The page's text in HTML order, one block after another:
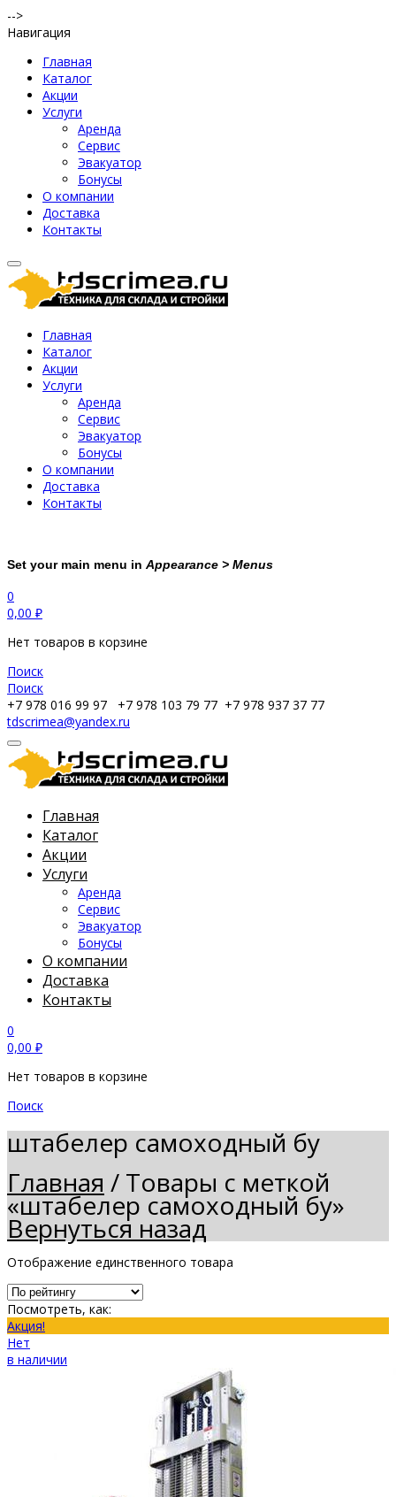
-->
Навигация
Главная
Каталог
Акции
Услуги
Аренда
Сервис
Эвакуатор
Бонусы
О компании
Доставка
Контакты
Главная
Каталог
Акции
Услуги
Аренда
Сервис
Эвакуатор
Бонусы
О компании
Доставка
Контакты
Set your main menu in Appearance > Menus
0
0,00 ₽
Нет товаров в корзине
Поиск
Поиск
+7 978 016 99 97
+7 978 103 79 77 +7 978 937 37 77
tdscrimea@yandex.ru
Главная
Каталог
Акции
Услуги
Аренда
Сервис
Эвакуатор
Бонусы
О компании
Доставка
Контакты
0
0,00 ₽
Нет товаров в корзине
Поиск
штабелер самоходный бу
Главная / Товары с меткой
«штабелер самоходный бу»
Вернуться назад
Отображение единственного товара
Посмотреть, как:
Акция!
Нет
в наличии